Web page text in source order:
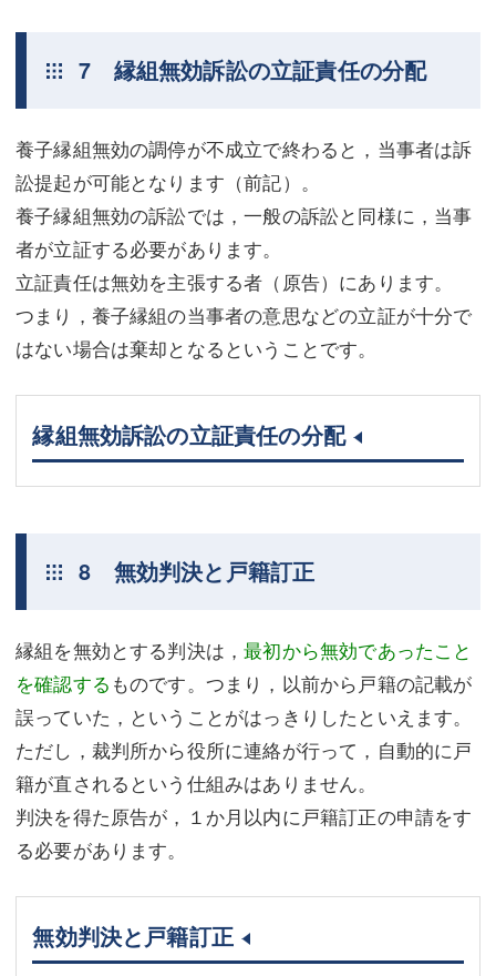
7 縁組無効訴訟の立証責任の分配
養子縁組無効の調停が不成立で終わると，当事者は訴
訟提起が可能となります（前記）。
養子縁組無効の訴訟では，一般の訴訟と同様に，当事
者が立証する必要があります。
立証責任は無効を主張する者（原告）にあります。
つまり，養子縁組の当事者の意思などの立証が十分で
はない場合は棄却となるということです。
縁組無効訴訟の立証責任の分配
8 無効判決と戸籍訂正
縁組を無効とする判決は，最初から無効であったこと
を確認する ものです。つまり，以前から戸籍の記載が
誤っていた，ということがはっきりしたといえます。
ただし，裁判所から役所に連絡が行って，自動的に戸
籍が直されるという仕組みはありません。
判決を得た原告が，１か月以内に戸籍訂正の申請をす
る必要があります。
無効判決と戸籍訂正